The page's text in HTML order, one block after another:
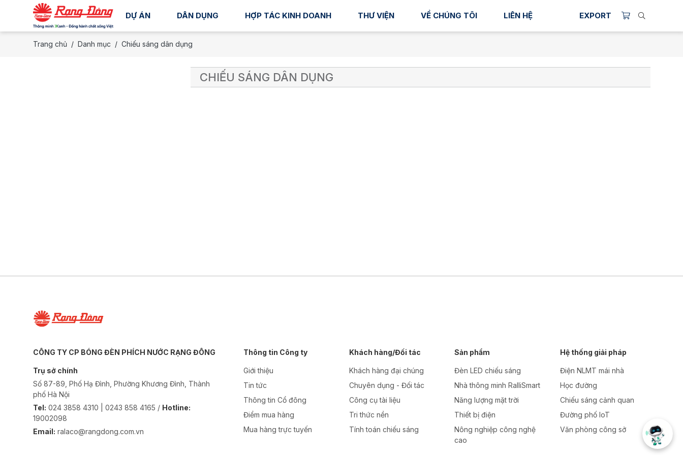
DỰ ÁN DÂN DỤNG HỢP TÁC KINH DOANH THƯ VIỆN VỀ CHÚNG TÔI LIÊN HỆ EXPORT
Trang chủ Danh mục Chiếu sáng dân dụng
CHIẾU SÁNG DÂN DỤNG
CÔNG TY CP BÓNG ĐÈN PHÍCH NƯỚC RẠNG ĐÔNG
Trụ sở chính
Số 87-89, Phố Hạ Đình, Phường Khương Đình, Thành
phố Hà Nội
Tel: 024 3858 4310 | 0243 858 4165 / Hotline:
19002098
Email: ralaco@rangdong.com.vn
Thông tin Công ty
Giới thiệu
Tin tức
Thông tin Cổ đông
Điểm mua hàng
Mua hàng trực tuyến
Khách hàng/Đối tác
Khách hàng đại chúng
Chuyên dụng - Đối tác
Công cụ tài liệu
Tri thức nền
Tính toán chiếu sáng
Sản phẩm
Đèn LED chiếu sáng
Nhà thông minh RalliSmart
Năng lượng mặt trời
Thiết bị điện
Nông nghiệp công nghệ
cao
Hệ thống giải pháp
Điện NLMT mái nhà
Học đường
Chiếu sáng cảnh quan
Đường phố IoT
Văn phòng công sở